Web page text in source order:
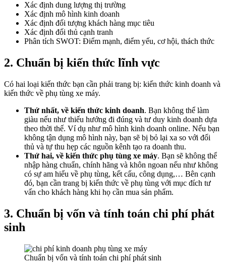
Xác định dung lượng thị trường
Xác định mô hình kinh doanh
Xác định đối tượng khách hàng mục tiêu
Xác định đối thủ cạnh tranh
Phân tích SWOT: Điểm mạnh, điểm yếu, cơ hội, thách thức
2. Chuẩn bị kiến thức lĩnh vực
Có hai loại kiến thức bạn cần phải trang bị: kiến thức kinh doanh và
kiến thức về phụ tùng xe máy.
Thứ nhất, về kiến thức kinh doanh. Bạn không thể làm
giàu nếu như thiếu hướng đi đúng và tư duy kinh doanh dựa
theo thời thế. Ví dụ như mô hình kinh doanh online. Nếu bạn
không tận dụng mô hình này, bạn sẽ bị bỏ lại xa so với đối
thủ và tự thu hẹp các nguồn kênh tạo ra doanh thu.
Thứ hai, về kiến thức phụ tùng xe máy. Bạn sẽ không thể
nhập hàng chuẩn, chính hãng và khôn ngoan nếu như không
có sự am hiểu về phụ tùng, kết cấu, công dụng,… Bên cạnh
đó, bạn cần trang bị kiến thức về phụ tùng với mục đích tư
vấn cho khách hàng khi họ cần mua sản phẩm.
3. Chuẩn bị vốn và tính toán chi phí phát
sinh
Chuẩn bị vốn và tính toán chi phí phát sinh